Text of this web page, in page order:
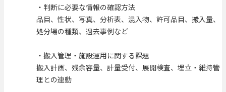
・判断に必要な情報の確認方法
品目、性状、写真、分析表、混入物、許可品目、搬入量、
処分場の種類、過去事例など
・搬入管理・施設運用に関する課題
搬入計画、残余容量、計量受付、展開検査、埋立・維持管
理との連動